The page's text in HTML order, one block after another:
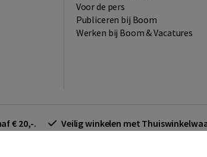
Voor de pers
Publiceren bij Boom
Werken bij Boom & Vacatures
€ 20,-. Veilig winkelen met